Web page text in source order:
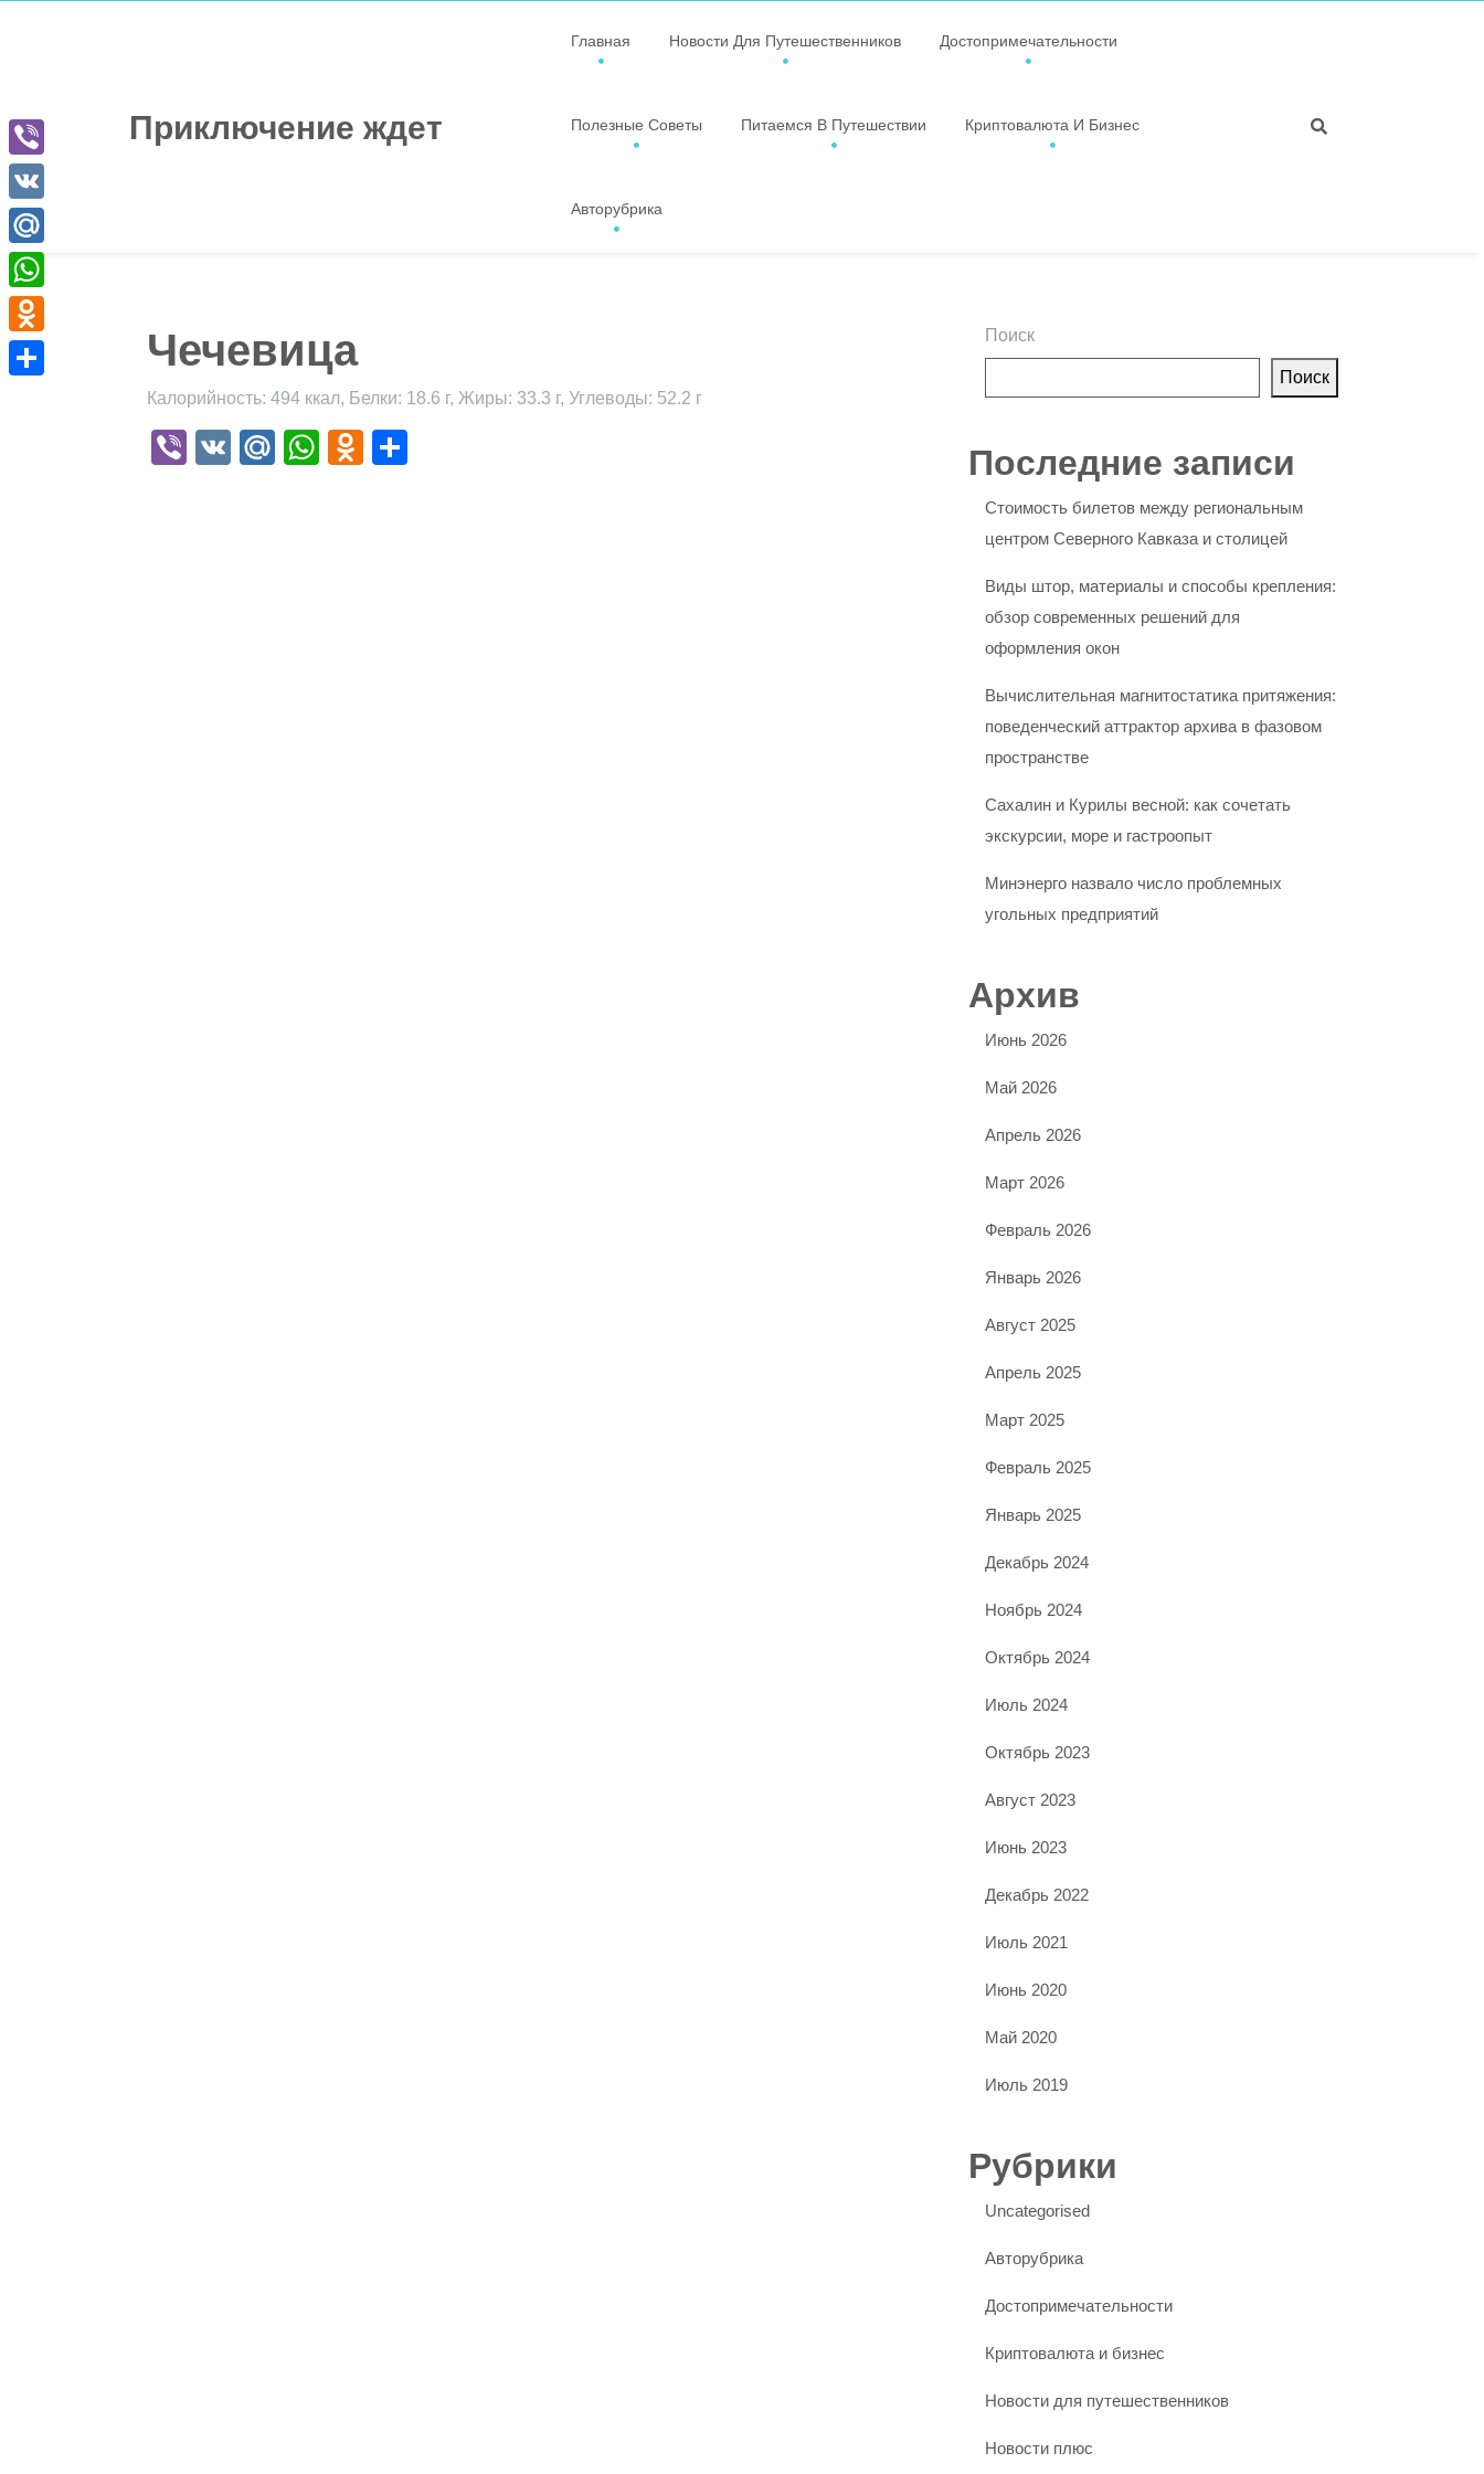
Приключение ждет
Главная Новости Для Путешественников Достопримечательности
Полезные Советы Питаемся В Путешествии Криптовалюта И Бизнес
Авторубрика
Чечевица
Калорийность: 494 ккал, Белки: 18.6 г, Жиры: 33.3 г, Углеводы: 52.2 г
Viber
VK Mail.Ru
WhatsApp
Odnoklassniki
Поиск
Поиск
Последние записи
Стоимость билетов между региональным
центром Северного Кавказа и столицей
Виды штор, материалы и способы крепления:
обзор современных решений для
оформления окон
Вычислительная магнитостатика притяжения:
поведенческий аттрактор архива в фазовом
пространстве
Сахалин и Курилы весной: как сочетать
экскурсии, море и гастроопыт
Минэнерго назвало число проблемных
угольных предприятий
Архив
Июнь 2026
Май 2026
Апрель 2026
Март 2026
Февраль 2026
Январь 2026
Август 2025
Апрель 2025
Март 2025
Февраль 2025
Январь 2025
Декабрь 2024
Ноябрь 2024
Октябрь 2024
Июль 2024
Октябрь 2023
Август 2023
Июнь 2023
Декабрь 2022
Июль 2021
Июнь 2020
Май 2020
Июль 2019
Рубрики
Uncategorised
Авторубрика
Достопримечательности
Криптовалюта и бизнес
Новости для путешественников
Новости плюс
Viber
VK
Mail.Ru
WhatsApp
Odnoklassniki